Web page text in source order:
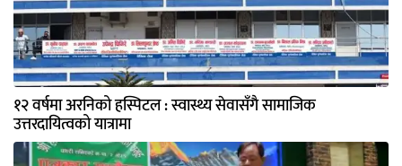
१२ वर्षमा अरनिको हस्पिटल : स्वास्थ्य सेवासँगै सामाजिक
उत्तरदायित्वको यात्रामा